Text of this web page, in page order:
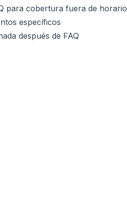
para cobertura fuera de horario
específicos
después de FAQ